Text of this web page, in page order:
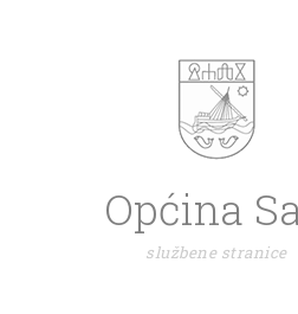
Općina
službene stranice